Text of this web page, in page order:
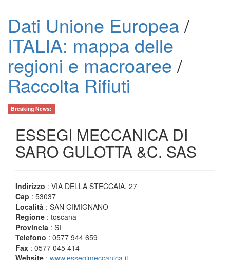
Dati Unione Europea/
ITALIA: mappa delle
regioni e macroaree /
Raccolta Rifiuti
Breaking News:
ESSEGI MECCANICA DI
SARO GULOTTA &C. SAS
Indirizzo : VIA DELLA STECCAIA, 27
Cap : 53037
Località : SAN GIMIGNANO
Regione : toscana
Provincia : SI
Telefono : 0577 944 659
Fax : 0577 045 414
Website : www.essegimeccanica.it